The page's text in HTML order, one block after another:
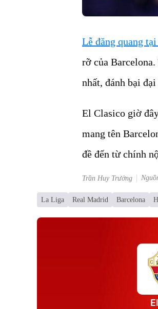
Lễ đăng quang
rỡ của
nhất, đánh bại
El Clasico giờ
mang tên
đề đến từ chính
Trần Huy Trưởng
La Liga Real Madrid Barcelona